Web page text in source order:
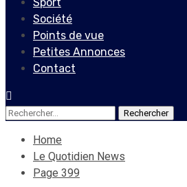
Société
Points de vue
Petites Annonces
Contact
Rechercher :
Home
Le Quotidien News
Page 399